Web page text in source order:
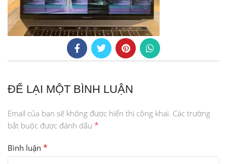
ĐỂ LẠI MỘT BÌNH LUẬN
Email của bạn sẽ không được hiển thị công khai. Các trường
bắt buộc được đánh dấu *
Bình luận *